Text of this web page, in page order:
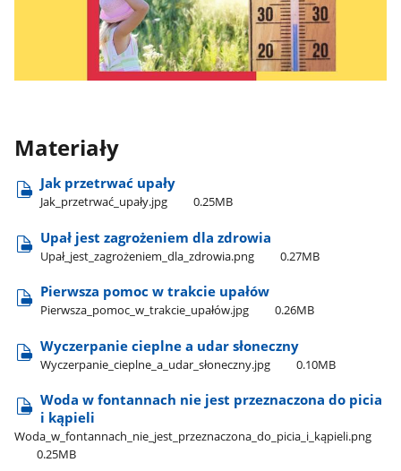
Materiały
Jak przetrwać upały
Jak​_przetrwać​_upały.jpg 0.25MB
Upał jest zagrożeniem dla zdrowia
Upał​_jest​_zagrożeniem​_dla​_zdrowia.png 0.27MB
Pierwsza pomoc w trakcie upałów
Pierwsza​_pomoc​_w​_trakcie​_upałów.jpg 0.26MB
Wyczerpanie cieplne a udar słoneczny
Wyczerpanie​_cieplne​_a​_udar​_słoneczny.jpg 0.10MB
Woda w fontannach nie jest przeznaczona do picia
i kąpieli
Woda​_w​_fontannach​_nie​_jest​_przeznaczona​_do​_picia​_i​_kąpieli.png
0.25MB